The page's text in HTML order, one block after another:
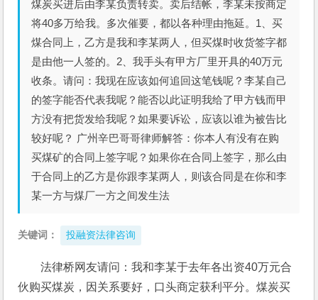
煤炭买进后由李某负责转卖。卖后结帐，李某未按商定
将40多万给我。多次催要，都以各种理由拖延。1、买
煤合同上，乙方是我和李某两人，但买煤时收货签字都
是由他一人签的。2、我手头有甲方厂里开具的40万元
收条。请问：我现在应该如何追回这笔钱呢？李某自己
的签字能否代表我呢？能否以此证明我给了甲方钱而甲
方没有把货发给我呢？如果要诉讼，应该以谁为被告比
较好呢？ 广州辛巴哥哥律师解答：你本人有没有在购
买煤矿的合同上签字呢？如果你在合同上签字，那么由
于合同上的乙方是你跟李某两人，则该合同是在你和李
某一方与煤厂一方之间发生法
关键词： 投融资法律咨询
法律桥网友请问：我和李某于去年各出资40万元合
伙购买煤炭，因关系要好，口头商定获利平分。煤炭买